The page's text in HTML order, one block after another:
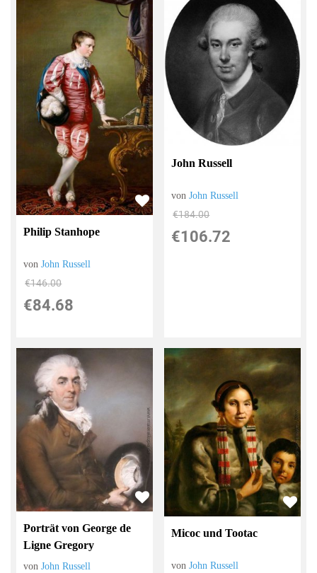
Philip Stanhope
vonJohn Russell
€146.00
€84.68
John Russell
vonJohn Russell
€184.00
€106.72
Porträt von George de
Ligne Gregory
vonJohn Russell
Micoc und Tootac
vonJohn Russell